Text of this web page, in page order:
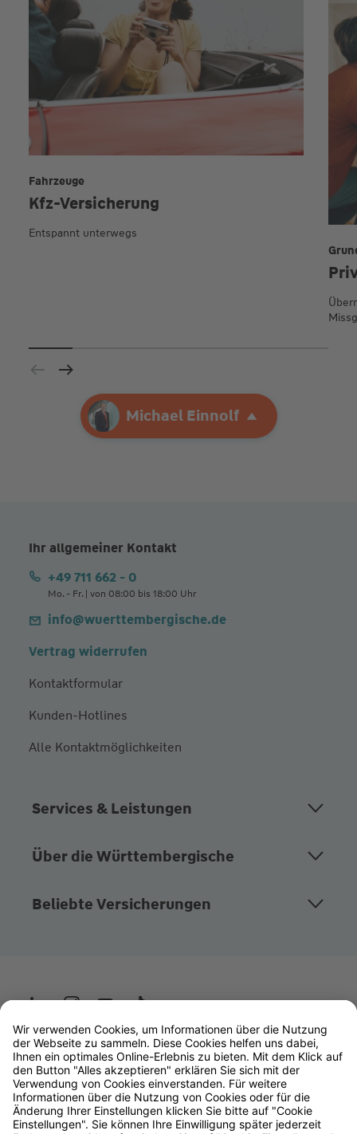
Ihre Agentur Michael Einnolf
Michael Einnolf
Kfz-Versicherung
Fahrzeuge
Entspannt unterwegs
Ihr allgemeiner Kontakt
+49 711 662 - 0
Mo. - Fr. | von 08:00 bis 18:00 Uhr
info@wuerttembergische.de
Vertrag widerrufen
Kontaktformular
Kunden-Hotlines
Alle Kontaktmöglichkeiten
Services & Leistungen
Über die Württembergische
Beliebte Versicherungen
Wüstenrot
W&W Gruppe
OLB Bank
Makler